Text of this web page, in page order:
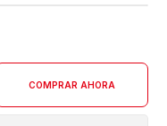
COMPRAR AHORA